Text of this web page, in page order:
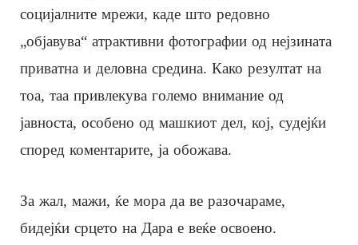
социјалните мрежи, каде што редовно
„објавува“ атрактивни фотографии од нејзината
приватна и деловна средина. Како резултат на
тоа, таа привлекува големо внимание од
јавноста, особено од машкиот дел, кој, судејќи
според коментарите, ја обожава.
За жал, мажи, ќе мора да ве разочараме,
бидејќи срцето на Дара е веќе освоено.